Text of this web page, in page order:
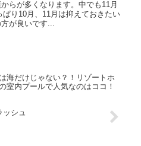
らが多くなります。中でも11月
り10月、11月は抑えておきたい
が良いです...
海だけじゃない？！リゾートホ
室内プールで人気なのはココ！
ッシュ